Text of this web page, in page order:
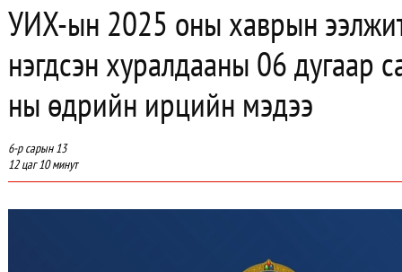
УИХ-ын 2025 оны хаврын
нэгдсэн хуралдааны 06 дугаар
ны өдрийн ирцийн мэдээ
6-р сарын 13
12 цаг 10 минут